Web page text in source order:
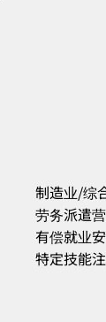
制造业/综
劳务派遣
有偿就业
特定技能